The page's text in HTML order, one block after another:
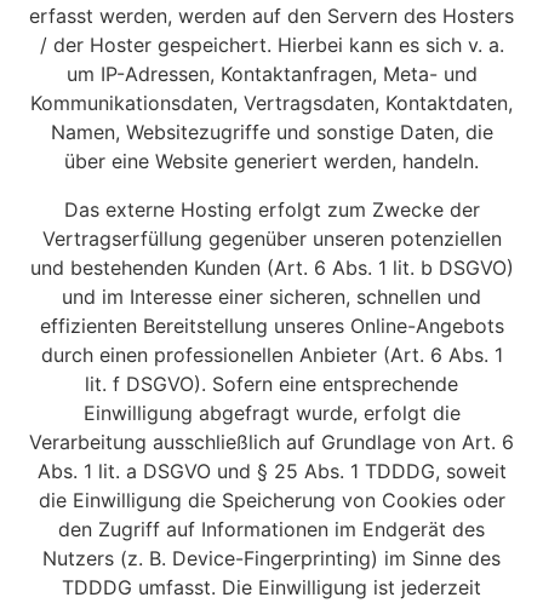
erfasst werden, werden auf den Servern des Hosters
/ der Hoster gespeichert. Hierbei kann es sich v. a.
um IP-Adressen, Kontaktanfragen, Meta- und
Kommunikationsdaten, Vertragsdaten, Kontaktdaten,
Namen, Websitezugriffe und sonstige Daten, die
über eine Website generiert werden, handeln.
Das externe Hosting erfolgt zum Zwecke der
Vertragserfüllung gegenüber unseren potenziellen
und bestehenden Kunden (Art. 6 Abs. 1 lit. b DSGVO)
und im Interesse einer sicheren, schnellen und
effizienten Bereitstellung unseres Online-Angebots
durch einen professionellen Anbieter (Art. 6 Abs. 1
lit. f DSGVO). Sofern eine entsprechende
Einwilligung abgefragt wurde, erfolgt die
Verarbeitung ausschließlich auf Grundlage von Art. 6
Abs. 1 lit. a DSGVO und § 25 Abs. 1 TDDDG, soweit
die Einwilligung die Speicherung von Cookies oder
den Zugriff auf Informationen im Endgerät des
Nutzers (z. B. Device-Fingerprinting) im Sinne des
TDDDG umfasst. Die Einwilligung ist jederzeit